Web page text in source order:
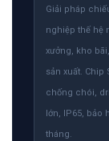
Giải pháp
nghiệp thế hệ
xưởng, kho
sản xuất. Chip
chống chói,
lớn, IP65, bảo
tháng.